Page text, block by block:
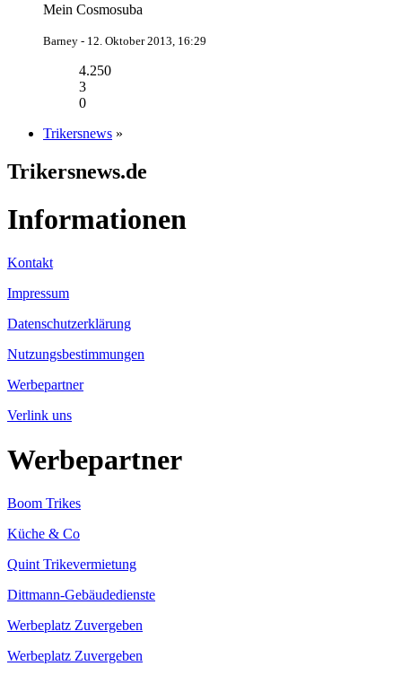
Mein Cosmosuba
Barney - 12. Oktober 2013, 16:29
4.250
3
0
Trikersnews »
Trikersnews.de
Informationen
Kontakt
Impressum
Datenschutzerklärung
Nutzungsbestimmungen
Werbepartner
Verlink uns
Werbepartner
Boom Trikes
Küche & Co
Quint Trikevermietung
Dittmann-Gebäudedienste
Werbeplatz Zuvergeben
Werbeplatz Zuvergeben